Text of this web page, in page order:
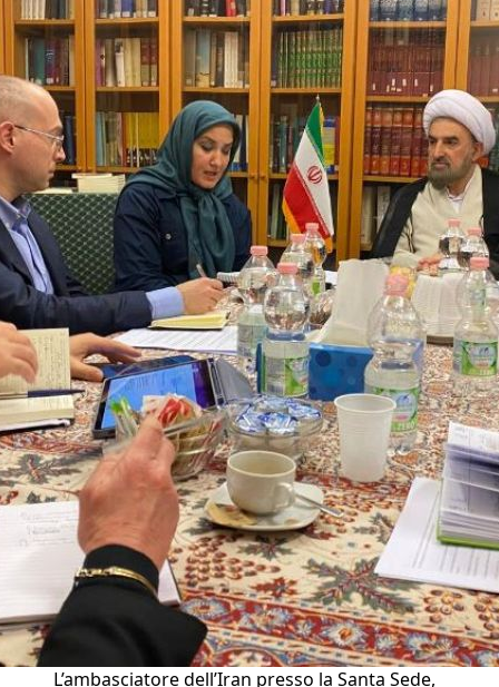
L’ambasciatore dell’Iran presso la Santa Sede,